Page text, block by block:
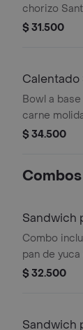
chorizo
papa,
$ 31.500
Calentado
Bowl a
carne
papa y un
$ 34.500
Combos
Sandwich
limonada
Combo
pan de
queso
$ 32.500
Sandwich